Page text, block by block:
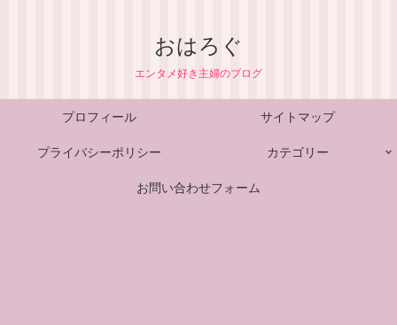
おはろぐ
エンタメ好き主婦のブログ
プロフィール サイトマップ
プライバシーポリシー カテゴリー
お問い合わせフォーム